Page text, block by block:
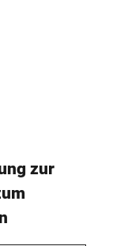
zur